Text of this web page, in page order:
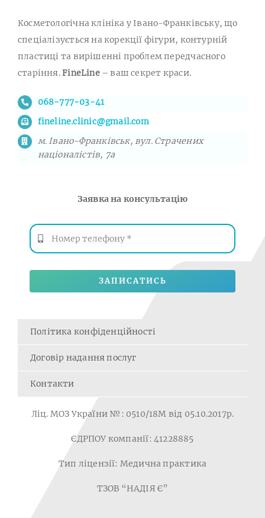
Косметологічна клініка у Івано-Франківську, що
спеціалізується на корекції фігури, контурній
пластиці та вирішенні проблем передчасного
старіння.FineLine– ваш секрет краси.
068-777-03-41
fineline.clinic@gmail.com
м. Івано-Франківськ, вул. Страчених
націоналістів, 7а
Заявка на консультацію
ЗАПИСАТИСЬ
Політика конфіденційності
Договір надання послуг
Контакти
Ліц. МОЗ України №: 0510/18M від 05.10.2017р.
ЄДРПОУ компанії: 41228885
Тип ліцензії: Медична практика
ТЗОВ “НАДІЯ Є”